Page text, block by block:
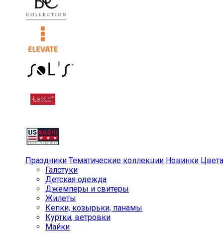
Праздники Тематические коллекции Новинки Цвета
Галстуки
Детская одежда
Джемперы и свитеры
Жилеты
Кепки, козырьки, панамы
Куртки, ветровки
Майки